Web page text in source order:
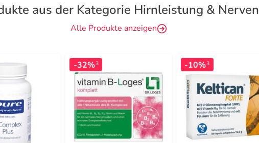
aus der Kategorie Hirnleistung & Nerven
Alle Produkte anzeigen
-32%3 -10%3